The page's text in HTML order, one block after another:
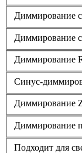
Диммирование
Диммирование
Диммирование
Синус-
Диммирование
Диммирование
Подходит для